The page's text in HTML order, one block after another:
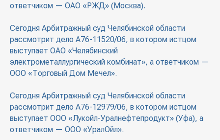
ответчиком — ОАО «РЖД» (Москва).
Сегодня Арбитражный суд Челябинской области
рассмотрит дело А76-11520/06, в котором истцом
выступает ОАО «Челябинский
электрометаллургический комбинат», а ответчиком —
ООО «Торговый Дом Мечел».
Сегодня Арбитражный суд Челябинской области
рассмотрит дело А76-12979/06, в котором истцом
выступает ООО «Лукойл-Уралнефтепродукт» (Уфа), а
ответчиком — ООО «УралОйл».